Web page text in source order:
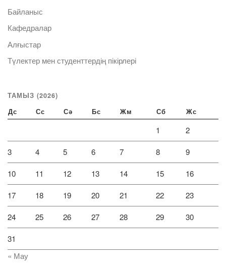
Байланыс
Кафедралар
Алғыстар
Түлектер мен студенттердің пікірлері
ТАМЫЗ (2026)
Дс Сс Сә Бс Жм Сб Жс
1 2
3 4 5 6 7 8 9
10 11 12 13 14 15 16
17 18 19 20 21 22 23
24 25 26 27 28 29 30
31
« Мау